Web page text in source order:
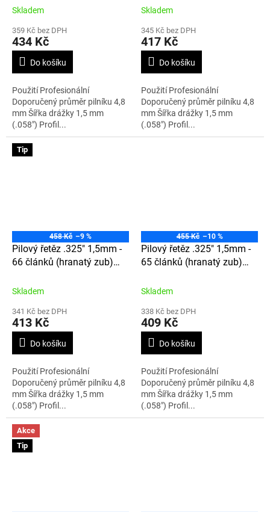
Skladem
359 Kč bez DPH
434 Kč
Do košíku
Použití Profesionální
Doporučený průměr pilníku 4,8
mm Šířka drážky 1,5 mm
(.058") Profil...
Skladem
345 Kč bez DPH
417 Kč
Do košíku
Použití Profesionální
Doporučený průměr pilníku 4,8
mm Šířka drážky 1,5 mm
(.058") Profil...
Tip
458 Kč –9 %
Pilový řetěz .325" 1,5mm -
66 článků (hranatý zub)
Skladem
341 Kč bez DPH
413 Kč
Do košíku
Použití Profesionální
Doporučený průměr pilníku 4,8
mm Šířka drážky 1,5 mm
(.058") Profil...
455 Kč –10 %
Pilový řetěz .325" 1,5mm -
65 článků (hranatý zub)
Skladem
338 Kč bez DPH
409 Kč
Do košíku
Použití Profesionální
Doporučený průměr pilníku 4,8
mm Šířka drážky 1,5 mm
(.058") Profil...
Akce
Tip